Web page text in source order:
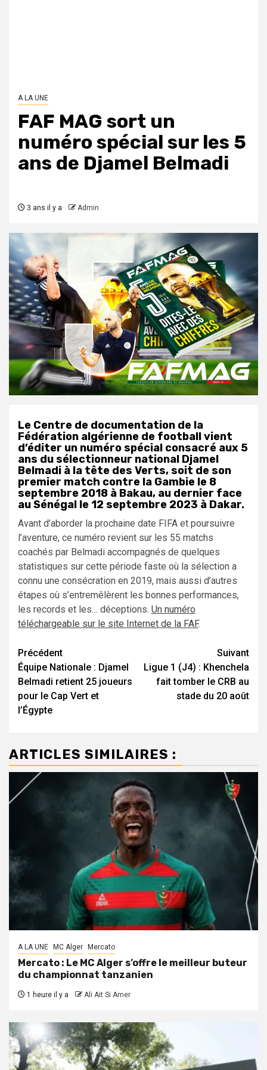
A LA UNE
FAF MAG sort un
numéro spécial sur les 5
ans de Djamel Belmadi
3 ans il y a Admin
Le Centre de documentation de la
Fédération algérienne de football vient
d’éditer un numéro spécial consacré aux 5
ans du sélectionneur national Djamel
Belmadi à la tête des Verts, soit de son
premier match contre la Gambie le 8
septembre 2018 à Bakau, au dernier face
au Sénégal le 12 septembre 2023 à Dakar.
Avant d’aborder la prochaine date FIFA et poursuivre
l’aventure, ce numéro revient sur les 55 matchs
coachés par Belmadi accompagnés de quelques
statistiques sur cette période faste où la sélection a
connu une consécration en 2019, mais aussi d’autres
étapes où s’entremêlèrent les bonnes performances,
les records et les… déceptions. Un numéro
téléchargeable sur le site Internet de la FAF.
Navigation
d’article
Précédent
Équipe Nationale : Djamel
Belmadi retient 25 joueurs
pour le Cap Vert et
l’Égypte
Suivant
Ligue 1 (J4) : Khenchela
fait tomber le CRB au
stade du 20 août
ARTICLES SIMILAIRES :
A LA UNE MC Alger Mercato
Mercato : Le MC Alger s’offre le meilleur buteur
du championnat tanzanien
1 heure il y a Ali Ait Si Amer